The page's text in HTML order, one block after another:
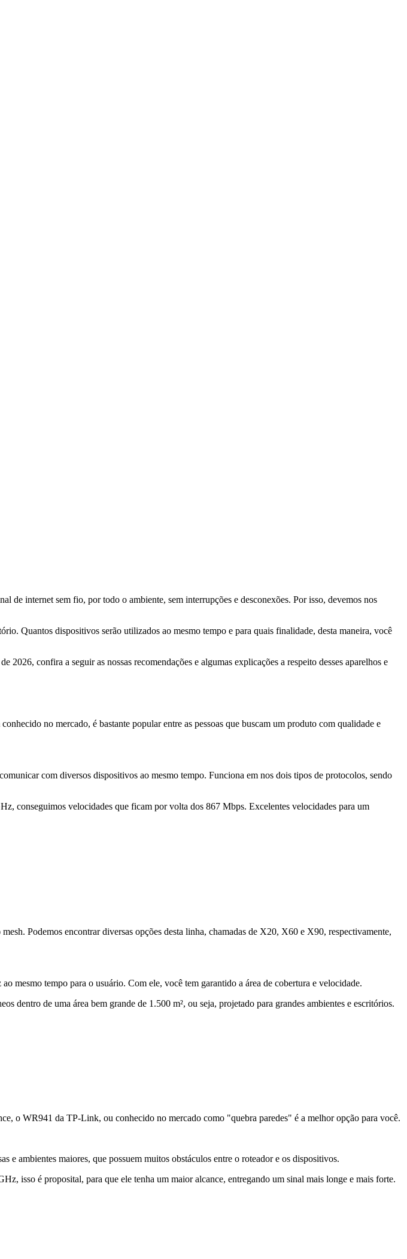
de internet sem fio, por todo o ambiente, sem interrupções e desconexões. Por isso, devemos nos
Quantos dispositivos serão utilizados ao mesmo tempo e para quais finalidade, desta maneira, você
confira a seguir as nossas recomendações e algumas explicações a respeito desses aparelhos e
no mercado, é bastante popular entre as pessoas que buscam um produto com qualidade e
com diversos dispositivos ao mesmo tempo. Funciona em nos dois tipos de protocolos, sendo
conseguimos velocidades que ficam por volta dos 867 Mbps. Excelentes velocidades para um
Podemos encontrar diversas opções desta linha, chamadas de X20, X60 e X90, respectivamente,
mesmo tempo para o usuário. Com ele, você tem garantido a área de cobertura e velocidade.
dentro de uma área bem grande de 1.500 m², ou seja, projetado para grandes ambientes e escritórios.
o WR941 da TP-Link, ou conhecido no mercado como "quebra paredes" é a melhor opção para você.
e ambientes maiores, que possuem muitos obstáculos entre o roteador e os dispositivos.
isso é proposital, para que ele tenha um maior alcance, entregando um sinal mais longe e mais forte.